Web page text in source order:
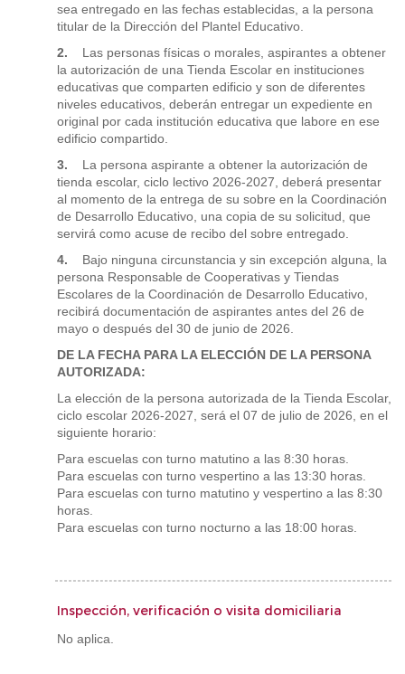
sea entregado en las fechas establecidas, a la persona
titular de la Dirección del Plantel Educativo.
2.
Las personas físicas o morales, aspirantes a obtener
la autorización de una Tienda Escolar en instituciones
educativas que comparten edificio y son de diferentes
niveles educativos, deberán entregar un expediente en
original por cada institución educativa que labore en ese
edificio compartido.
3.
La persona aspirante a obtener la autorización de
tienda escolar, ciclo lectivo 2026-2027, deberá presentar
al momento de la entrega de su sobre en la Coordinación
de Desarrollo Educativo, una copia de su solicitud, que
servirá como acuse de recibo del sobre entregado.
4.
Bajo ninguna circunstancia y sin excepción alguna, la
persona Responsable de Cooperativas y Tiendas
Escolares de la Coordinación de Desarrollo Educativo,
recibirá documentación de aspirantes antes del 26 de
mayo o después del 30 de junio de 2026.
DE LA FECHA PARA LA ELECCIÓN DE LA PERSONA
AUTORIZADA:
La elección de la persona autorizada de la Tienda Escolar,
ciclo escolar 2026-2027, será el 07 de julio de 2026, en el
siguiente horario:
Para escuelas con turno matutino a las 8:30 horas.
Para escuelas con turno vespertino a las 13:30 horas.
Para escuelas con turno matutino y vespertino a las 8:30
horas.
Para escuelas con turno nocturno a las 18:00 horas.
Inspección, verificación o visita domiciliaria
No aplica.